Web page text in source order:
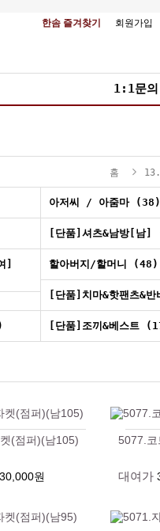
한솜 즐겨찾기 회원가입
1:1문의
홈
아저씨 / 아줌마 (38)
[단품]셔츠&남방[남
]
할아버지/할머니 (48)
[단품]치마&핫팬츠&
[단품]조끼&베스트
(점퍼)(남105)
30,000원
5077.
대여가